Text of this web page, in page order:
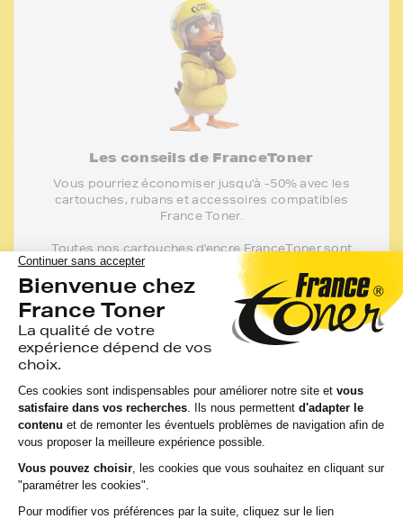
Les conseils de FranceToner
Vous pourriez économiser jusqu'à -50% avec les
cartouches, rubans et accessoires compatibles
France Toner.
Toutes nos cartouches d'encre FranceToner sont
100% compatibles avec votre imprimante,
sélectionnées pour la qualité de l'encre et garanties
2 ans. 80% de nos clients choisissent ces
cartouches.
J'en profite
imprimante BROTHER MFC 7320 W